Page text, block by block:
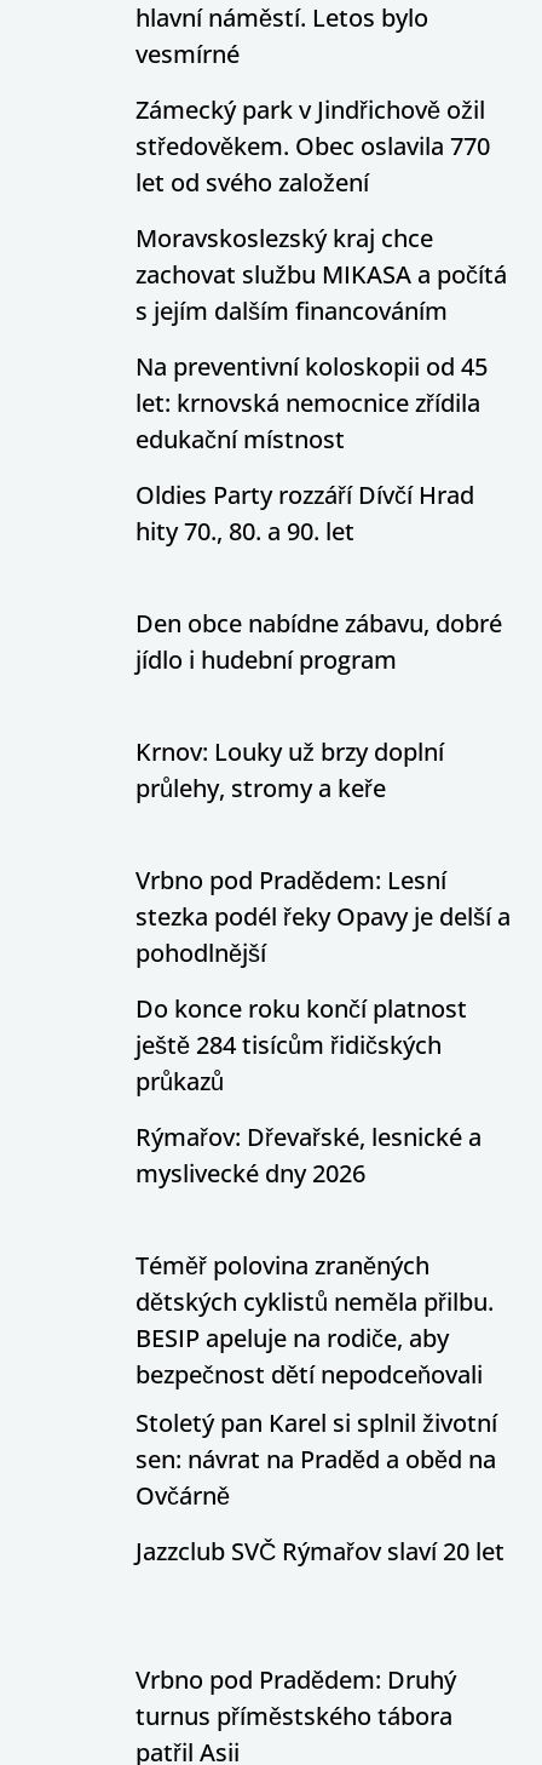
hlavní náměstí. Letos bylo
vesmírné
Zámecký park v Jindřichově ožil
středověkem. Obec oslavila 770
let od svého založení
Moravskoslezský kraj chce
zachovat službu MIKASA a počítá
s jejím dalším financováním
Na preventivní koloskopii od 45
let: krnovská nemocnice zřídila
edukační místnost
Oldies Party rozzáří Dívčí Hrad
hity 70., 80. a 90. let
Den obce nabídne zábavu, dobré
jídlo i hudební program
Krnov: Louky už brzy doplní
průlehy, stromy a keře
Vrbno pod Pradědem: Lesní
stezka podél řeky Opavy je delší a
pohodlnější
Do konce roku končí platnost
ještě 284 tisícům řidičských
průkazů
Rýmařov: Dřevařské, lesnické a
myslivecké dny 2026
Téměř polovina zraněných
dětských cyklistů neměla přilbu.
BESIP apeluje na rodiče, aby
bezpečnost dětí nepodceňovali
Stoletý pan Karel si splnil životní
sen: návrat na Praděd a oběd na
Ovčárně
Jazzclub SVČ Rýmařov slaví 20 let
Vrbno pod Pradědem: Druhý
turnus příměstského tábora
patřil Asii